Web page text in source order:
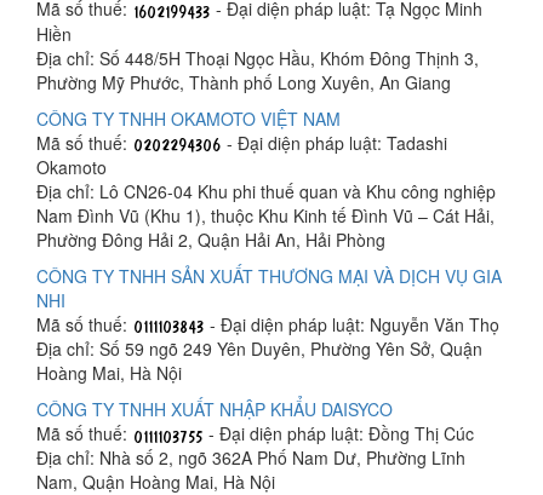
Mã số thuế:
- Đại diện pháp luật: Tạ Ngọc Minh
Hiền
Địa chỉ: Số 448/5H Thoại Ngọc Hầu, Khóm Đông Thịnh 3,
Phường Mỹ Phước, Thành phố Long Xuyên, An Giang
CÔNG TY TNHH OKAMOTO VIỆT NAM
Mã số thuế:
- Đại diện pháp luật: Tadashi
Okamoto
Địa chỉ: Lô CN26-04 Khu phi thuế quan và Khu công nghiệp
Nam Đình Vũ (Khu 1), thuộc Khu Kinh tế Đình Vũ – Cát Hải,
Phường Đông Hải 2, Quận Hải An, Hải Phòng
CÔNG TY TNHH SẢN XUẤT THƯƠNG MẠI VÀ DỊCH VỤ GIA
NHI
Mã số thuế:
- Đại diện pháp luật: Nguyễn Văn Thọ
Địa chỉ: Số 59 ngõ 249 Yên Duyên, Phường Yên Sở, Quận
Hoàng Mai, Hà Nội
CÔNG TY TNHH XUẤT NHẬP KHẨU DAISYCO
Mã số thuế:
- Đại diện pháp luật: Đồng Thị Cúc
Địa chỉ: Nhà số 2, ngõ 362A Phố Nam Dư, Phường Lĩnh
Nam, Quận Hoàng Mai, Hà Nội